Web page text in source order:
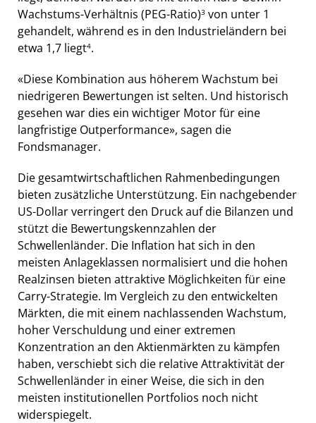
Wachstums-Verhältnis (PEG-Ratio)3 von unter 1
gehandelt, während es in den Industrieländern bei
etwa 1,7 liegt4.
«Diese Kombination aus höherem Wachstum bei
niedrigeren Bewertungen ist selten. Und historisch
gesehen war dies ein wichtiger Motor für eine
langfristige Outperformance», sagen die
Fondsmanager.
Die gesamtwirtschaftlichen Rahmenbedingungen
bieten zusätzliche Unterstützung. Ein nachgebender
US-Dollar verringert den Druck auf die Bilanzen und
stützt die Bewertungskennzahlen der
Schwellenländer. Die Inflation hat sich in den
meisten Anlageklassen normalisiert und die hohen
Realzinsen bieten attraktive Möglichkeiten für eine
Carry-Strategie. Im Vergleich zu den entwickelten
Märkten, die mit einem nachlassenden Wachstum,
hoher Verschuldung und einer extremen
Konzentration an den Aktienmärkten zu kämpfen
haben, verschiebt sich die relative Attraktivität der
Schwellenländer in einer Weise, die sich in den
meisten institutionellen Portfolios noch nicht
widerspiegelt.